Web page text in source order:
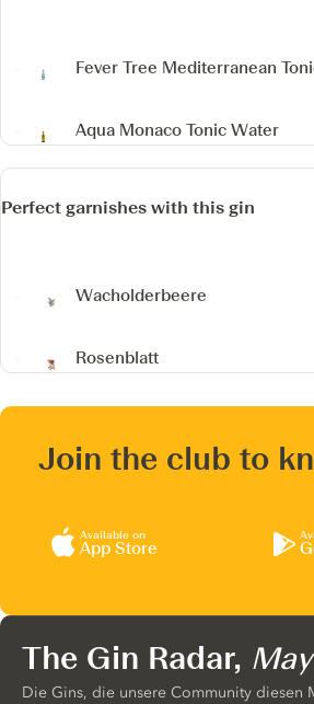
Fever Tree Mediterranean
Aqua Monaco Tonic Water
Perfect garnishes with this gin
Wacholderbeere
Rosenblatt
Join the club to
Available on
App Store
The Gin Radar,
Die Gins, die unsere Community diesen